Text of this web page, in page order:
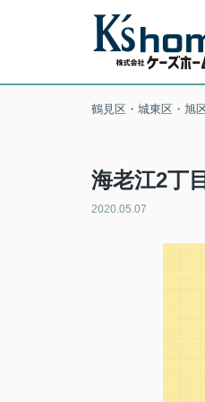
鶴見区・城東区・旭
海老江2丁
2020.05.07